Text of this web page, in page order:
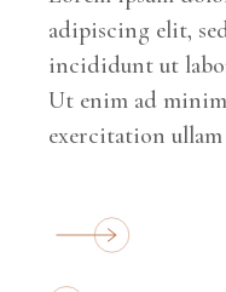
adipiscing elit,
incididunt ut
Ut enim ad
exercitation ullam